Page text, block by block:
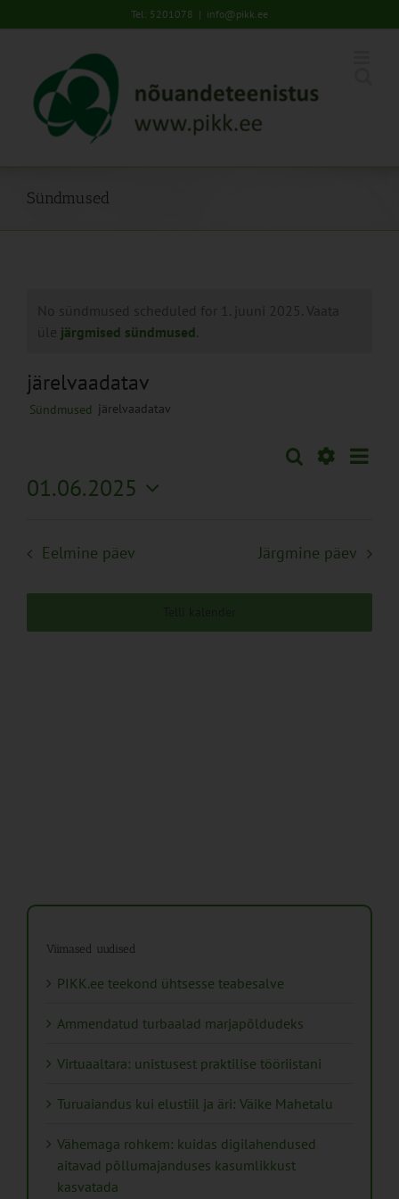
to
Tel: 5201078 | info@pikk.ee
Sündmused
No sündmused scheduled for 1. juuni 2025. Vaata
üle järgmised sündmused
järelvaadatav
Sündmused järelvaadatav
Sündmused
Navigation
Otsi Päev
01.06.2025
Eelmine päev Järgmine päev
Viimased uudised
PIKK.ee teekond ühtsesse teabesalve
Ammendatud turbaalad marjapõldudeks
Virtuaaltara: unistusest praktilise tööriistani
Turuaiandus kui elustiil ja äri: Väike Mahetalu
Vähemaga rohkem: kuidas digilahendused
aitavad põllumajanduses kasumlikkust
kasvatada